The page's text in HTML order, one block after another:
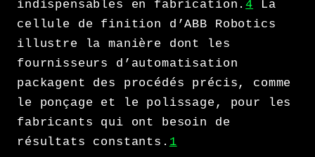
indispensables en fabrication.4 La
cellule de finition d’ABB Robotics
illustre la manière dont les
fournisseurs d’automatisation
packagent des procédés précis, comme
le ponçage et le polissage, pour les
fabricants qui ont besoin de
résultats constants. 1